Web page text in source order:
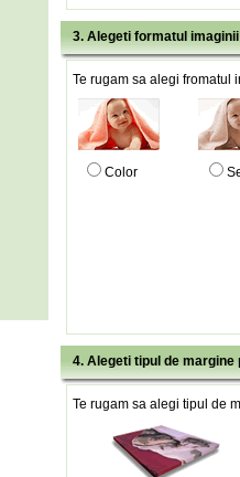
3. Alegeti formatul
Te rugam sa alegi fromatul
Color
4. Alegeti tipul de margine
Te rugam sa alegi tipul de